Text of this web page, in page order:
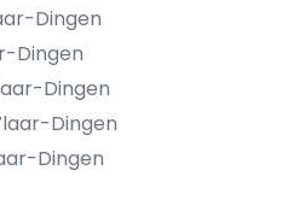
Dingen
Dingen
Dingen
Dingen
Dingen